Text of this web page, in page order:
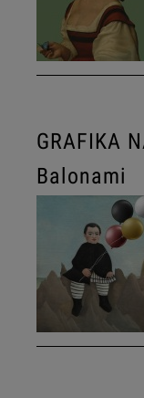
GRAFIKA
Balonami